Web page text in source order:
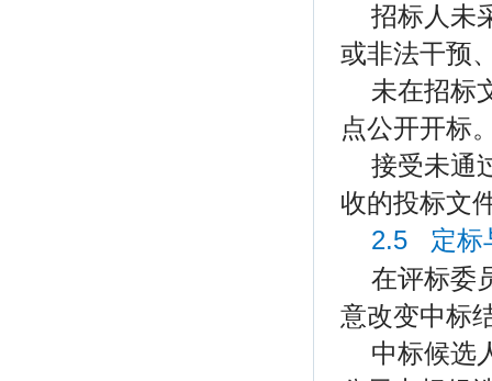
招标人未
或非法干预
未在招标
点公开开标
接受未通
收的投标文
2.5 定标
在评标委
意改变中标
中标候选